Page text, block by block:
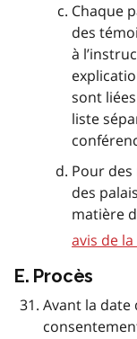
Chaque
des
à
sont
liste
Pour
des
matière
avis de la
E. Procès
Avant la date